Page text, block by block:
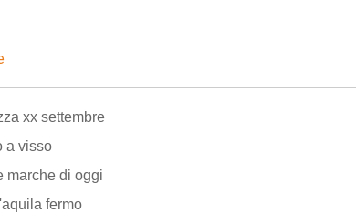
xx settembre
a visso
marche di oggi
fermo